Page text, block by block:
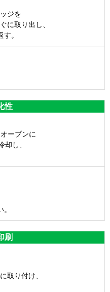
ジを
に取り出し、
。
性
ーブンに
し、
刷
取り付け、